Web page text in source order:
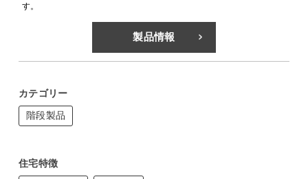
す。
製品情報
カテゴリー
階段製品
住宅特徴